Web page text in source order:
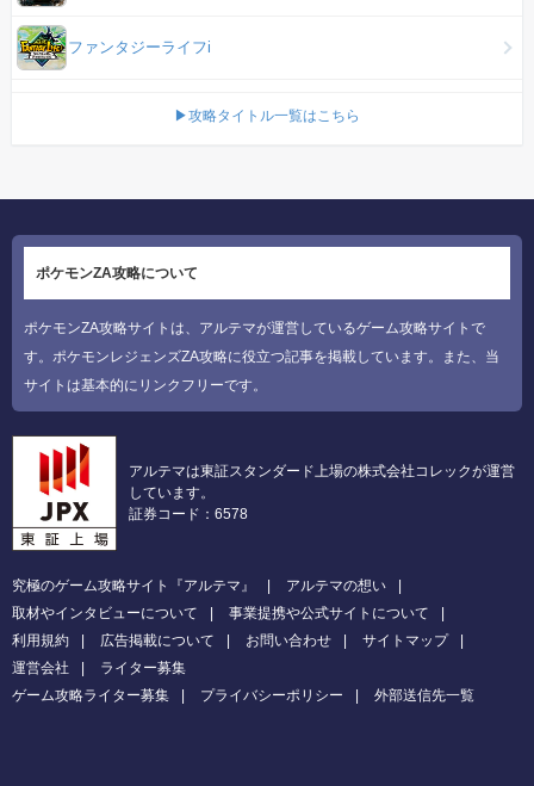
ファンタジーライフi
▶攻略タイトル一覧はこちら
ポケモンZA攻略について
ポケモンZA攻略サイトは、アルテマが運営しているゲーム攻略サイトで
す。ポケモンレジェンズZA攻略に役立つ記事を掲載しています。また、当
サイトは基本的にリンクフリーです。
アルテマは東証スタンダード上場の株式会社コレックが運営
しています。
証券コード：6578
究極のゲーム攻略サイト『アルテマ』
アルテマの想い
取材やインタビューについて
事業提携や公式サイトについて
利用規約
広告掲載について お問い合わせ
サイトマップ
運営会社
ライター募集
ゲーム攻略ライター募集
プライバシーポリシー 外部送信先一覧